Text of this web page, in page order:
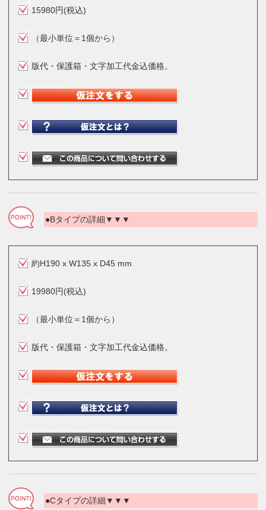
15980円(税込)
（最小単位＝1個から）
版代・保護箱・文字加工代金込価格。
●Bタイプの詳細▼▼▼
約H190 x W135 x D45 mm
19980円(税込)
（最小単位＝1個から）
版代・保護箱・文字加工代金込価格。
●Cタイプの詳細▼▼▼